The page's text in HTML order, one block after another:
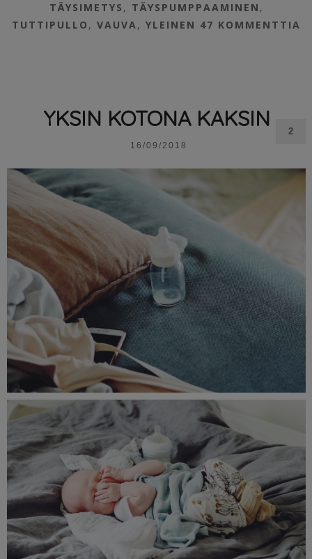
TÄYSIMETYS , TÄYSPUMPPAAMINEN ,
TUTTIPULLO ,VAUVA,YLEINEN 47 KOMMENTTIA
YKSIN KOTONA KAKSIN
16/09/2018
2